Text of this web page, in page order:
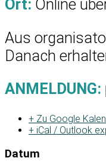
Ort: Online
Aus
Danach
ANMELDUNG:
+ Zu Google
+ iCal / Outlook
Datum